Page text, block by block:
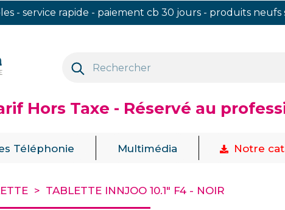
- service rapide - paiement cb 30 jours - produits neufs
Hors Taxe - Réservé au
Téléphonie Multimédia Notre
TABLETTE INNJOO 10.1" F4 - NOIR